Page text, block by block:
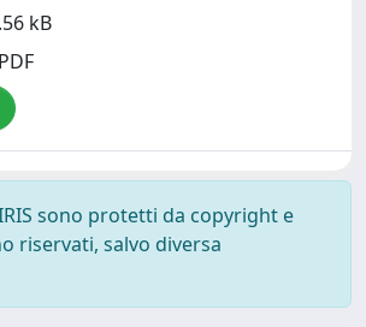
kB
sono protetti da copyright e
riservati, salvo diversa